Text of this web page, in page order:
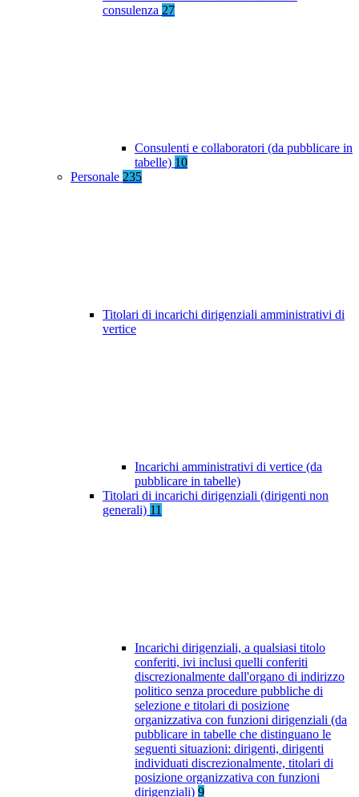
consulenza 27
Consulenti e collaboratori (da pubblicare in
tabelle) 10
Personale 235
Titolari di incarichi dirigenziali amministrativi di
vertice
Incarichi amministrativi di vertice (da
pubblicare in tabelle)
Titolari di incarichi dirigenziali (dirigenti non
generali) 11
Incarichi dirigenziali, a qualsiasi titolo
conferiti, ivi inclusi quelli conferiti
discrezionalmente dall'organo di indirizzo
politico senza procedure pubbliche di
selezione e titolari di posizione
organizzativa con funzioni dirigenziali (da
pubblicare in tabelle che distinguano le
seguenti situazioni: dirigenti, dirigenti
individuati discrezionalmente, titolari di
posizione organizzativa con funzioni
dirigenziali) 9